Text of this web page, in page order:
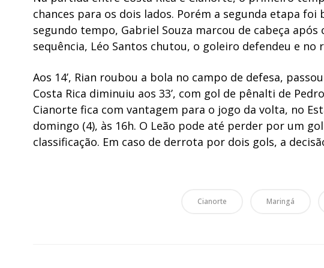
chances para os dois lados. Porém a segunda etapa
segundo tempo, Gabriel Souza marcou de cabeça após
sequência, Léo Santos chutou, o goleiro defendeu e no
Aos 14’, Rian roubou a bola no campo de defesa,
Costa Rica diminuiu aos 33’, com gol de pênalti de
Cianorte fica com vantagem para o jogo da volta, no
domingo (4), às 16h. O Leão pode até perder por um
classificação. Em caso de derrota por dois gols, a
Cianorte Maringá